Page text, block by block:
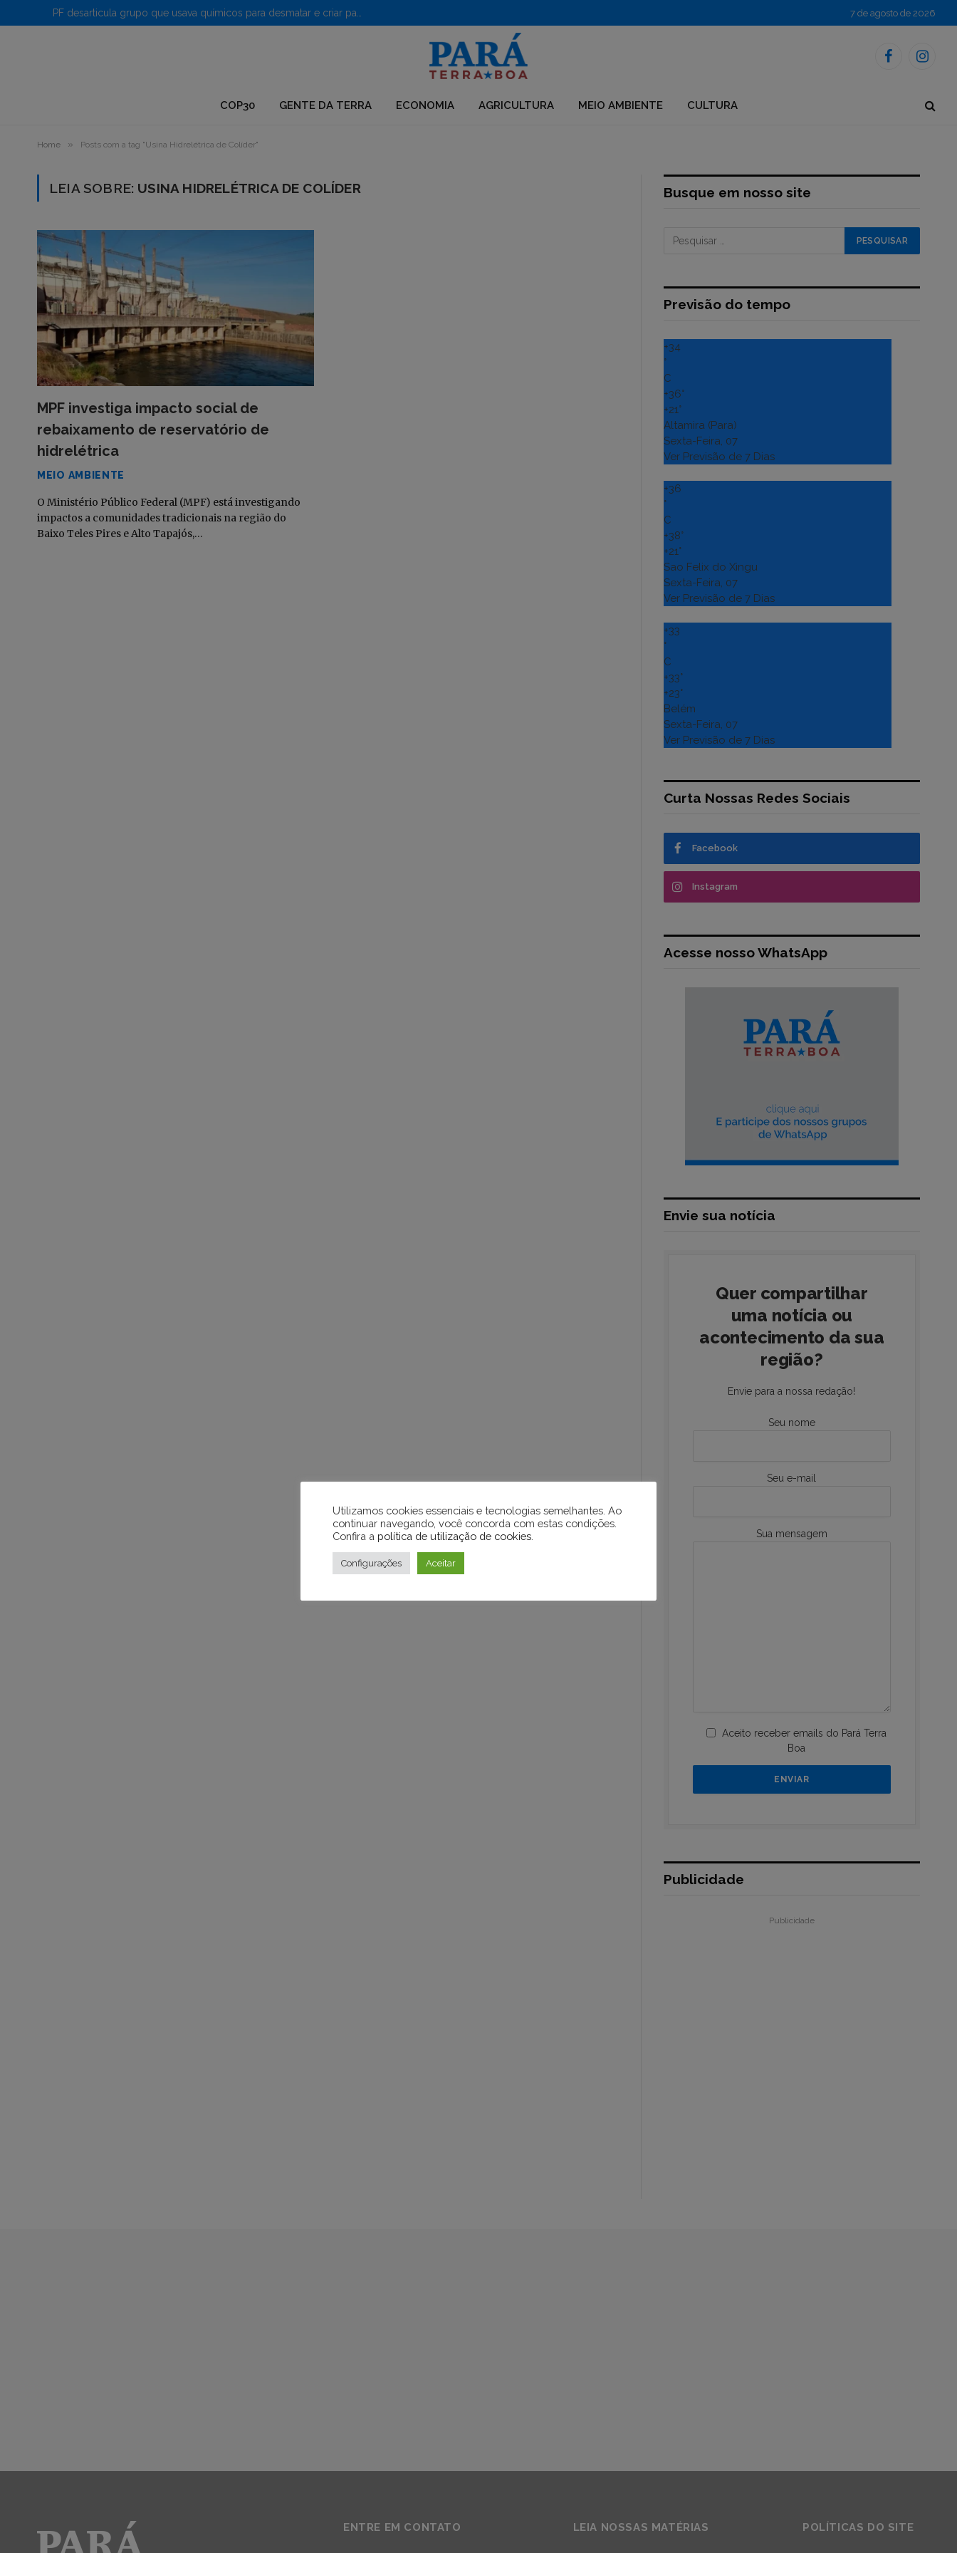
7 de agosto de 2026
Facebook
COP30 GENTE DA TERRA ECONOMIA AGRICULTURA MEIO AMBIENTE CULTURA
Home » Posts com a tag "Usina Hidrelétrica de Colíder"
LEIA SOBRE: USINA HIDRELÉTRICA DE COLÍDER
MPF investiga impacto social de
rebaixamento de reservatório de
hidrelétrica
MEIO AMBIENTE
O Ministério Público Federal (MPF) está investigando
impactos a comunidades tradicionais na região do
Baixo Teles Pires e Alto Tapajós,…
Busque em nosso site
Previsão do tempo
+34
°
C
+36°
+21°
Altamira (Para)
Sexta-Feira, 07
Ver Previsão de 7 Dias
+36
°
C
+38°
+21°
Sao Felix do Xingu
Sexta-Feira, 07
Ver Previsão de 7 Dias
+33
°
C
+33°
+23°
Belém
Sexta-Feira, 07
Ver Previsão de 7 Dias
Curta Nossas Redes Sociais
Facebook
Instagram
Acesse nosso WhatsApp
Envie sua notícia
Quer compartilhar
uma notícia ou
acontecimento da sua
região?
Envie para a nossa redação!
Seu nome
Seu e-mail
Sua mensagem
Aceito receber emails do Pará Terra
Boa
Publicidade
Publicidade
ENTRE EM CONTATO LEIA NOSSAS MATÉRIAS POLÍTICAS DO SITE
Utilizamos cookies essenciais e tecnologias semelhantes. Ao
continuar navegando, você concorda com estas condições.
Confira a política de utilização de cookies
Configurações Aceitar